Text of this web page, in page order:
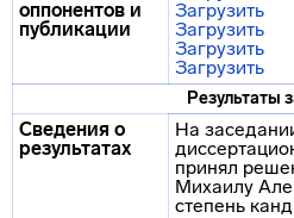
оппонентов и
публикации
Загрузить
Загрузить
Загрузить
Загрузить
Результаты
Сведения о
результатах
На
принял
Михаилу
степень